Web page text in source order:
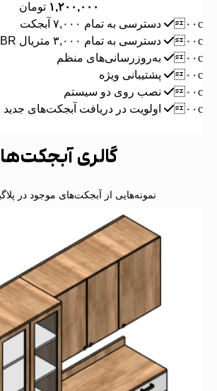
۱,۲۰۰,۰۰۰ تومان
دسترسی به تمام ۷,۰۰۰ آبجکت
دسترسی به تمام ۳,۰۰۰ متریال PBR
به‌روزرسانی‌های منظم
پشتیبانی ویژه
نصب روی دو سیستم
اولویت در دریافت آبجکت‌های جدید
گالری آبجکت‌ها
نمونه‌هایی از آبجکت‌های موجود در پلاگین EDEX